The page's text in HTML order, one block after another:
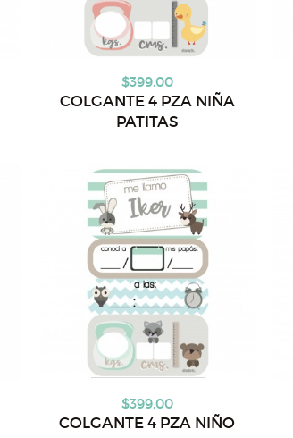
$399.00
COLGANTE 4 PZA NIÑA
PATITAS
$399.00
COLGANTE 4 PZA NIÑO